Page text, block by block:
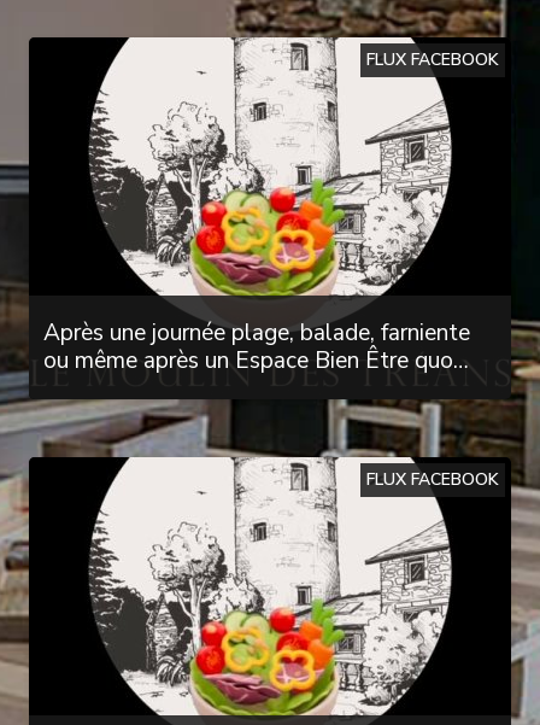
FLUX FACEBOOK
Après une journée plage, balade, farniente
ou même après un Espace Bien Être quo…
FLUX FACEBOOK